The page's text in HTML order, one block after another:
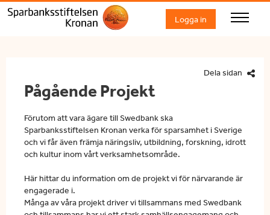
Logga in
Dela sidan
Pågående Projekt
Förutom att vara ägare till Swedbank ska
Sparbanksstiftelsen Kronan verka för sparsamhet i Sverige
och vi får även främja näringsliv, utbildning, forskning, idrott
och kultur inom vårt verksamhetsområde.
Här hittar du information om de projekt vi för närvarande är
engagerade i.
Många av våra projekt driver vi tillsammans med Swedbank